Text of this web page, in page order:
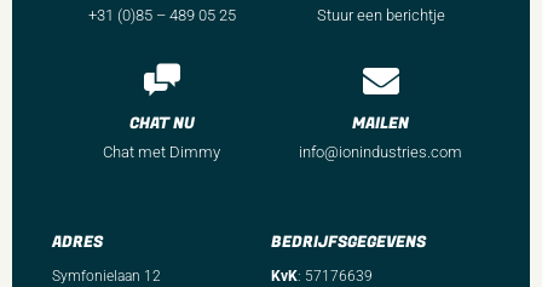
ADRES
Symfonielaan 12
BEDRIJFSGEGEVENS
KvK: 57176639
+31 (0)85 – 489 05 25 Stuur een berichtje
CHAT NU
Chat met Dimmy
MAILEN
info@ionindustries.com